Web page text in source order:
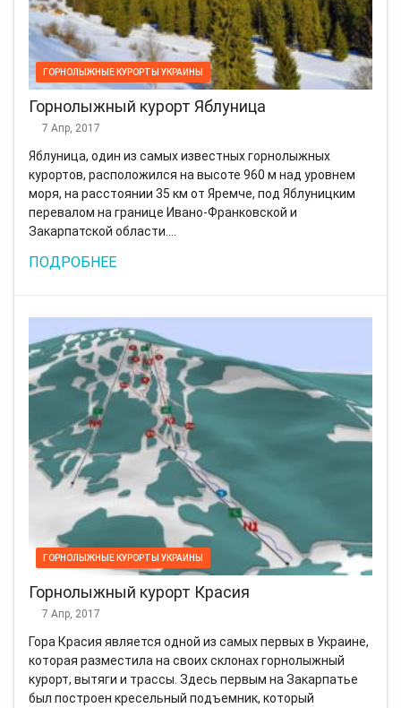
ГОРНОЛЫЖНЫЕ КУРОРТЫ УКРАИНЫ
Горнолыжный курорт Яблуница
7 Апр, 2017
Яблуница, один из самых известных горнолыжных
курортов, расположился на высоте 960 м над уровнем
моря, на расстоянии 35 км от Яремче, под Яблуницким
перевалом на границе Ивано-Франковской и
Закарпатской области.…
ПОДРОБНЕЕ
ГОРНОЛЫЖНЫЕ КУРОРТЫ УКРАИНЫ
Горнолыжный курорт Красия
7 Апр, 2017
Гора Красия является одной из самых первых в Украине,
которая разместила на своих склонах горнолыжный
курорт, вытяги и трассы. Здесь первым на Закарпатье
был построен кресельный подъемник, который